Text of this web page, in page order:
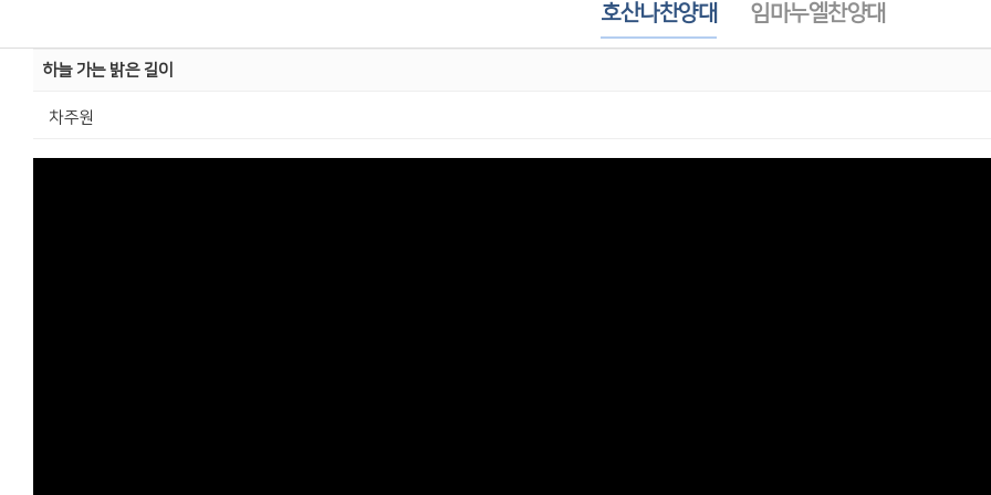
호산나찬양대 임마누엘찬양대
하늘 가는 밝은 길이
차주원